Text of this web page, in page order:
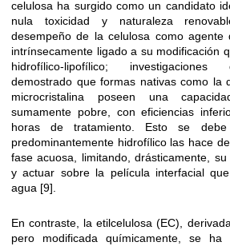
celulosa ha surgido como un candidato
nula toxicidad y naturaleza
desempeño de la celulosa como agente
intrínsecamente ligado a su modificación
hidrofílico-lipofílico; investigaciones
demostrado que formas nativas como la
microcristalina poseen una
sumamente pobre, con eficiencias
horas de tratamiento. Esto se
predominantemente hidrofílico las hace
fase acuosa, limitando, drásticamente,
y actuar sobre la película interfacial
agua [9].
En contraste, la etilcelulosa (EC),
pero modificada químicamente, se ha